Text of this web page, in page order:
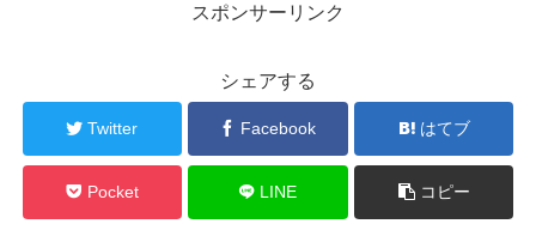
スポンサーリンク
シェアする
Twitter Facebook はてブ
Pocket LINE コピー